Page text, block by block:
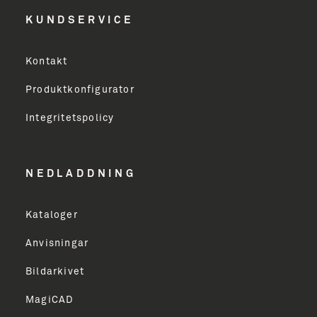
Virksomhed
Email Address
KUNDSERVICE
Kontakt
Produktkonfigurator
Integritetspolicy
NEDLADDNING
Kataloger
Anvisningar
Bildarkivet
MagiCAD